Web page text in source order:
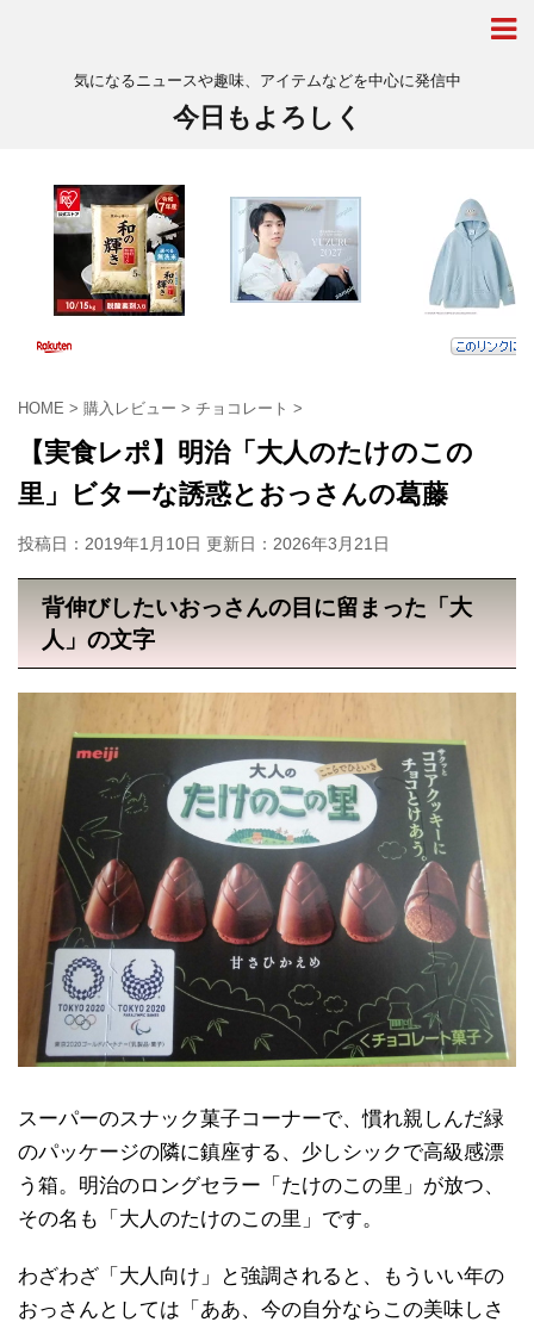
気になるニュースや趣味、アイテムなどを中心に発信中
今日もよろしく
HOME > 購入レビュー > チョコレート >
【実食レポ】明治「大人のたけのこの
里」ビターな誘惑とおっさんの葛藤
投稿日：2019年1月10日 更新日： 2026年3月21日
背伸びしたいおっさんの目に留まった「大
人」の文字
スーパーのスナック菓子コーナーで、慣れ親しんだ緑
のパッケージの隣に鎮座する、少しシックで高級感漂
う箱。明治のロングセラー「たけのこの里」が放つ、
その名も「大人のたけのこの里」です。
わざわざ「大人向け」と強調されると、もういい年の
おっさんとしては「ああ、今の自分ならこの美味しさ